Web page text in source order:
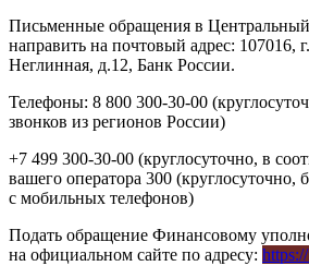
Письменные обращения в
направить на почтовый адрес: 107016,
Неглинная, д.12, Банк России.
Телефоны: 8 800 300-30-00
звонков из регионов России)
+7 499 300-30-00 (круглосуточно, в
вашего оператора 300 (круглосуточно,
с мобильных телефонов)
Подать обращение Финансовому
на официальном сайте по адресу: